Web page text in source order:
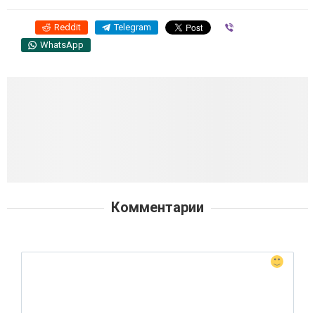
Reddit Telegram
WhatsApp
Комментарии